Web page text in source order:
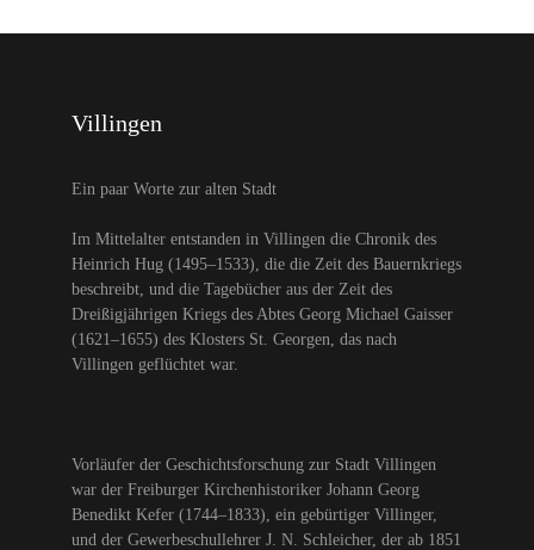
Villingen
Ein paar Worte zur alten Stadt
Im Mittelalter entstanden in Villingen die Chronik des
Heinrich Hug (1495–1533), die die Zeit des Bauernkriegs
beschreibt, und die Tagebücher aus der Zeit des
Dreißigjährigen Kriegs des Abtes Georg Michael Gaisser
(1621–1655) des Klosters St. Georgen, das nach
Villingen geflüchtet war.
Vorläufer der Geschichtsforschung zur Stadt Villingen
war der Freiburger Kirchenhistoriker Johann Georg
Benedikt Kefer (1744–1833), ein gebürtiger Villinger,
und der Gewerbeschullehrer J. N. Schleicher, der ab 1851